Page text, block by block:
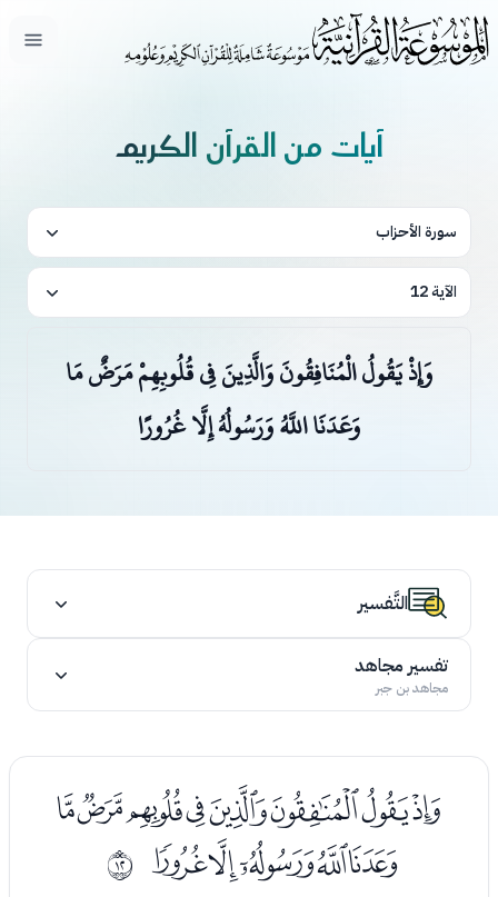
فتح
آيات من القرآن الكريم
سورة الأحزاب
الآية 12
وَإِذْ يَقُولُ الْمُنَافِقُونَ وَالَّذِينَ فِي قُلُوبِهِمْ مَرَضٌ مَا
وَعَدَنَا اللَّهُ وَرَسُولُهُ إِلَّا غُرُورًا
التَّفسير
تفسير مجاهد
مجاهد بن جبر
ﮝﮞﮟﮠﮡﮢﮣﮤ
ﮥﮦﮧﮨﮩ ﰋ